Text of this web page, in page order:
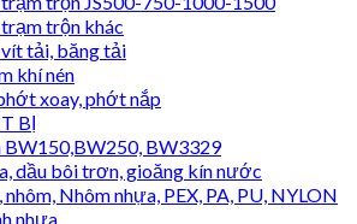
trộn khác
vít tải, băng tải
khí nén
xoay, phớt nắp
BỊ
BW150,BW250, BW3329
dầu bôi trơn, gioăng kín nước
nhôm, Nhôm nhựa, PEX, PA, PU, NYLON
nhựa